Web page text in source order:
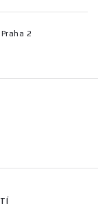
Praha 2